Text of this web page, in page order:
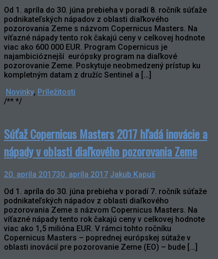
Od 1. apríla do 30. júna prebieha v poradí 8. ročník súťaže
podnikateľských nápadov z oblasti diaľkového
pozorovania Zeme s názvom Copernicus Masters. Na
víťazné nápady tento rok čakajú ceny v celkovej hodnote
viac ako 600 000 EUR. Program Copernicus je
najambicióznejší európsky program na diaľkové
pozorovanie Zeme. Poskytuje neobmedzený prístup ku
kompletným datam z družíc Sentinel a […]
Novinky, Príležitosti
/** */
Súťaž Copernicus Masters 2017 hľadá inovácie a
nápady v oblasti diaľkového pozorovania Zeme
20. apríla 201730. apríla 2017 Jakub Kapuš
Od 1. apríla do 30. júna prebieha v poradí 7. ročník súťaže
podnikateľských nápadov z oblasti diaľkového
pozorovania Zeme s názvom Copernicus Masters. Na
víťazné nápady tento rok čakajú ceny v celkovej hodnote
viac ako 1,5 milióna EUR. V rámci tohto ročníku
Copernicus Masters – poprednej európskej sútaže v
oblasti inovácií pre pozorovanie Zeme (EO) – bude […]